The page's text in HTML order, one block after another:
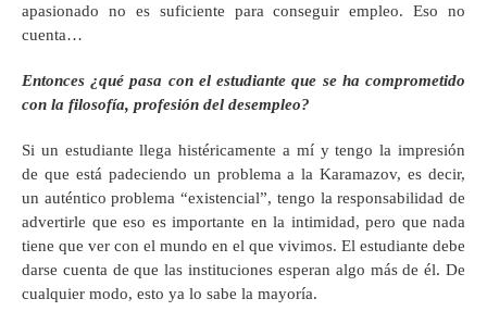
apasionado no es suficiente para conseguir empleo. Eso no
cuenta…
Entonces ¿qué pasa con el estudiante que se ha comprometido
con la filosofía, profesión del desempleo?
Si un estudiante llega histéricamente a mí y tengo la impresión
de que está padeciendo un problema a la Karamazov, es decir,
un auténtico problema “existencial”, tengo la responsabilidad de
advertirle que eso es importante en la intimidad, pero que nada
tiene que ver con el mundo en el que vivimos. El estudiante debe
darse cuenta de que las instituciones esperan algo más de él. De
cualquier modo, esto ya lo sabe la mayoría.